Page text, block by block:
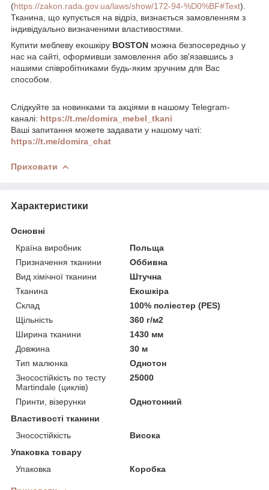
(https://zakon.rada.gov.ua/laws/show/172-94-%D0%BF#Text).
Тканина, що купується на відріз, визнається замовленням з
індивідуально визначеними властивостями.
Купити меблеву екошкіру BOSTON можна безпосередньо у
нас на сайті, оформивши замовлення або зв'язавшись з
нашими співробітниками будь-яким зручним для Вас
способом.
Слідкуйте за новинками та акціями в нашому Telegram-
каналі: https://t.me/domira_mebel_tkani
Ваші запитання можете задавати у нашому чаті:
https://t.me/domira_chat
Приховати
Характеристики
Основні
Країна виробник
Польща
Призначення тканини
Оббивна
Вид хімічної тканини
Штучна
Тканина
Екошкіра
Склад
100% поліестер (PES)
Щільність
360 г/м2
Ширина тканини
1430 мм
Довжина
30 м
Тип малюнка
Однотон
Зносостійкість по тесту
Martindale (циклів)
25000
Принти, візерунки
Однотонний
Властивості тканини
Зносостійкість
Висока
Упаковка товару
Упаковка
Коробка